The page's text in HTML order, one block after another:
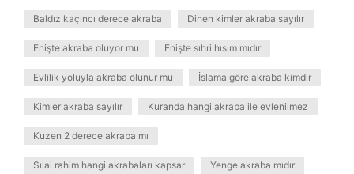
Baldız kaçıncı derece akraba Dinen kimler akraba sayılır
Enişte akraba oluyor mu Enişte sıhri hısım mıdır
Evlilik yoluyla akraba olunur mu İslama göre akraba kimdir
Kimler akraba sayılır Kuranda hangi akraba ile evlenilmez
Kuzen 2 derece akraba mı
Sılai rahim hangi akrabaları kapsar Yenge akraba mıdır